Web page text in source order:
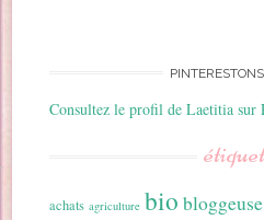
PINTERESTONS
Consultez le profil de Laetitia sur
achats agriculture bio bloggeuse